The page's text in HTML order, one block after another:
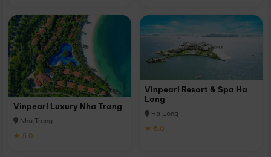
Vinpearl Luxury Nha Trang
Nha Trang
★ 5.0
Vinpearl Resort & Spa Ha
Long
Hạ Long
★ 5.0